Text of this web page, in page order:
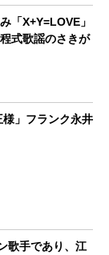
「X+Y=LOVE」
式歌謡のさきが
」フランク永井
歌手であり、江